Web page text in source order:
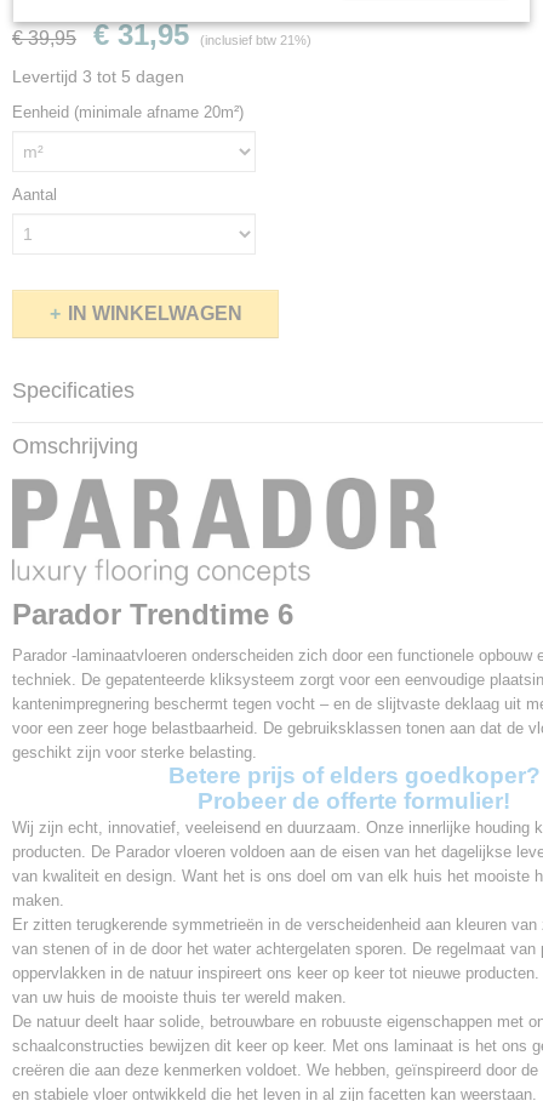
€ 39,95 € 31,95 (inclusief btw 21%)
Levertijd 3 tot 5 dagen
Eenheid (minimale afname 20m²)
Aantal
IN WINKELWAGEN
Specificaties
Productcode
Afmetingen (l,b,h)
220 x 24,30 x 0,80 cm
Pakinhoud
2,673 m2
2200 * 243 * 9 mm
V-groef
4V - micro groove
Aantal planken per pak
5
Garantie
Garantie Commerciële gebruik
10 jaar
Gebruiksklasse
23 / 33
Slijtageklasse
Klik systeem
Safe lock pro
Vloerverwarming
Geschikt
Warmtedoorlaatweerstand
Omschrijving
Parador Trendtime 6
Parador -laminaatvloeren onderscheiden zich door een functionele opbouw
techniek. De gepatenteerde kliksysteem zorgt voor een eenvoudige
kantenimpregnering beschermt tegen vocht – en de slijtvaste deklaag uit
voor een zeer hoge belastbaarheid. De gebruiksklassen tonen aan dat de
geschikt zijn voor sterke belasting.
Betere prijs of elders goedkoper?
Probeer de offerte formulier!
Wij zijn echt, innovatief, veeleisend en duurzaam. Onze innerlijke houding
producten. De Parador vloeren voldoen aan de eisen van het dagelijkse
van kwaliteit en design. Want het is ons doel om van elk huis het mooiste
maken.
Er zitten terugkerende symmetrieën in de verscheidenheid aan kleuren
van stenen of in de door het water achtergelaten sporen. De regelmaat van
oppervlakken in de natuur inspireert ons keer op keer tot nieuwe
van uw huis de mooiste thuis ter wereld maken.
De natuur deelt haar solide, betrouwbare en robuuste eigenschappen met
schaalconstructies bewijzen dit keer op keer. Met ons laminaat is het ons
creëren die aan deze kenmerken voldoet. We hebben, geïnspireerd door
en stabiele vloer ontwikkeld die het leven in al zijn facetten kan weerstaan.